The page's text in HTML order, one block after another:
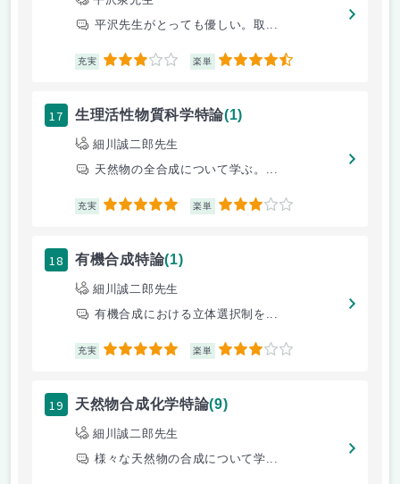
平沢先生がとっても優しい。取...
充実 3 楽単 4.5
17 生理活性物質科学特論(1)
細川誠二郎先生
天然物の全合成について学ぶ。...
充実 5 楽単 3
18 有機合成特論(1)
細川誠二郎先生
有機合成における立体選択制を...
充実 5 楽単 3
19 天然物合成化学特論(9)
細川誠二郎先生
様々な天然物の合成について学...